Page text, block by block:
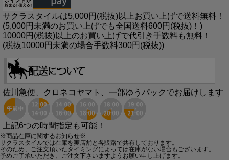
サクラスタイルは5,000円(税抜)以上お買い上げで送料無料！
(5,000円未満のお買い上げでも全国送料600円(税抜)！)
10000円(税抜)以上のお買い上げで代引き手数料も無料！
(税抜10000円未満の場合手数料300円(税抜))
佐川急便、クロネコヤマト、一部ゆうパックでお届けします
上記6つの時間指定も可能！
※商品在庫に関するお知らせ※
サクラスタイルでは在庫を実店舗と各販路で共有しております。
そのため、ご注文頂いたタイミングによっては在庫がない場合もございます。
予めご了承いただき、ご注文下さいますようお願い申し上げます。